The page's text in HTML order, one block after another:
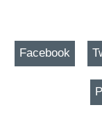
Facebook